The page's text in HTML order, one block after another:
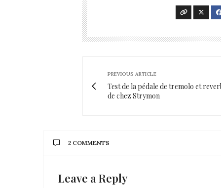
PREVIOUS ARTICLE
Test de la pédale de tremolo et
de chez Strymon
2 COMMENTS
CONSTANCE
C’est super ça !! je vais en parler autour
Leave a Reply